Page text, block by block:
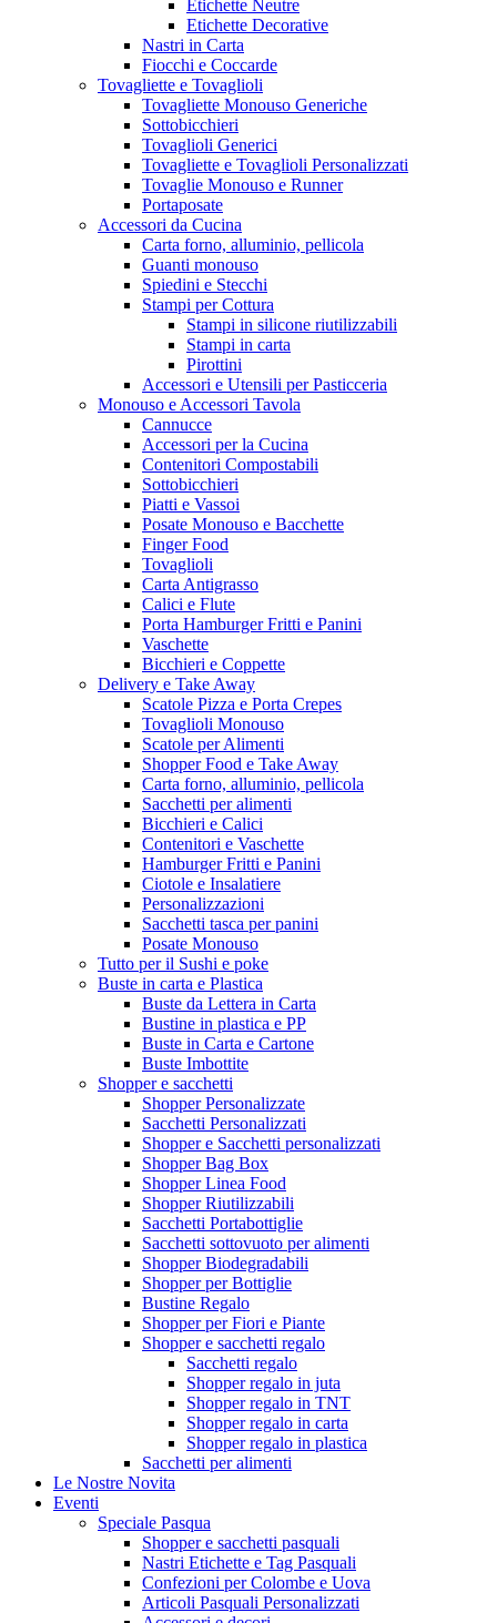
Etichette Neutre
Etichette Decorative
Nastri in Carta
Fiocchi e Coccarde
Tovagliette e Tovaglioli
Tovagliette Monouso Generiche
Sottobicchieri
Tovaglioli Generici
Tovagliette e Tovaglioli Personalizzati
Tovaglie Monouso e Runner
Portaposate
Accessori da Cucina
Carta forno, alluminio, pellicola
Guanti monouso
Spiedini e Stecchi
Stampi per Cottura
Stampi in silicone riutilizzabili
Stampi in carta
Pirottini
Accessori e Utensili per Pasticceria
Monouso e Accessori Tavola
Cannucce
Accessori per la Cucina
Contenitori Compostabili
Sottobicchieri
Piatti e Vassoi
Posate Monouso e Bacchette
Finger Food
Tovaglioli
Carta Antigrasso
Calici e Flute
Porta Hamburger Fritti e Panini
Vaschette
Bicchieri e Coppette
Delivery e Take Away
Scatole Pizza e Porta Crepes
Tovaglioli Monouso
Scatole per Alimenti
Shopper Food e Take Away
Carta forno, alluminio, pellicola
Sacchetti per alimenti
Bicchieri e Calici
Contenitori e Vaschette
Hamburger Fritti e Panini
Ciotole e Insalatiere
Personalizzazioni
Sacchetti tasca per panini
Posate Monouso
Tutto per il Sushi e poke
Buste in carta e Plastica
Buste da Lettera in Carta
Bustine in plastica e PP
Buste in Carta e Cartone
Buste Imbottite
Shopper e sacchetti
Shopper Personalizzate
Sacchetti Personalizzati
Shopper e Sacchetti personalizzati
Shopper Bag Box
Shopper Linea Food
Shopper Riutilizzabili
Sacchetti Portabottiglie
Sacchetti sottovuoto per alimenti
Shopper Biodegradabili
Shopper per Bottiglie
Bustine Regalo
Shopper per Fiori e Piante
Shopper e sacchetti regalo
Sacchetti regalo
Shopper regalo in juta
Shopper regalo in TNT
Shopper regalo in carta
Shopper regalo in plastica
Sacchetti per alimenti
Le Nostre Novita
Eventi
Speciale Pasqua
Shopper e sacchetti pasquali
Nastri Etichette e Tag Pasquali
Confezioni per Colombe e Uova
Articoli Pasquali Personalizzati